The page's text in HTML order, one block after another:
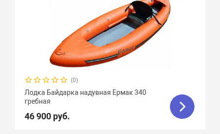
(0)
Лодка Байдарка надувная Ермак 340
гребная
46 900 руб.